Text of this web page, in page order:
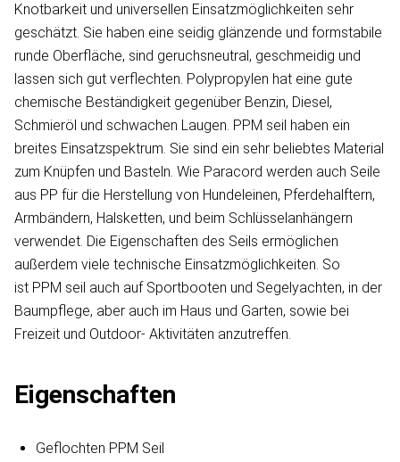
Knotbarkeit und universellen Einsatzmöglichkeiten sehr
geschätzt. Sie haben eine seidig glänzende und formstabile
runde Oberfläche, sind geruchsneutral, geschmeidig und
lassen sich gut verflechten. Polypropylen hat eine gute
chemische Beständigkeit gegenüber Benzin, Diesel,
Schmieröl und schwachen Laugen. PPM seil haben ein
breites Einsatzspektrum. Sie sind ein sehr beliebtes Material
zum Knüpfen und Basteln. Wie Paracord werden auch Seile
aus PP für die Herstellung von Hundeleinen, Pferdehalftern,
Armbändern, Halsketten, und beim Schlüsselanhängern
verwendet. Die Eigenschaften des Seils ermöglichen
außerdem viele technische Einsatzmöglichkeiten. So
ist PPM seil auch auf Sportbooten und Segelyachten, in der
Baumpflege, aber auch im Haus und Garten, sowie bei
Freizeit und Outdoor- Aktivitäten anzutreffen.
Eigenschaften
Geflochten PPM Seil